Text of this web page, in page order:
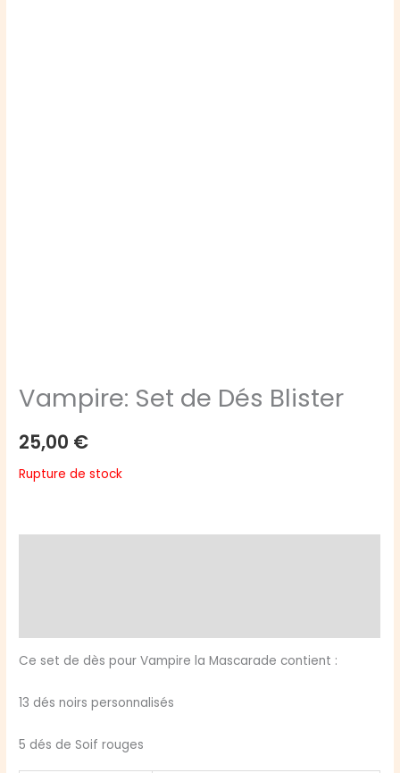
Vampire: Set de Dés Blister
25,00 €
Rupture de stock
Ce set de dès pour Vampire la Mascarade contient :
13 dés noirs personnalisés
5 dés de Soif rouges